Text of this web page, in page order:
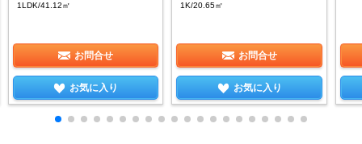
1LDK/41.12㎡
お問合せ
お気に入り
1K/20.65㎡
お問合せ
お気に入り